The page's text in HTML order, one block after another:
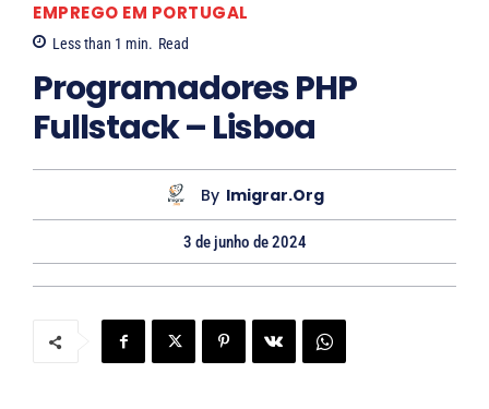
EMPREGO EM PORTUGAL
Less than 1 min. Read
Programadores PHP
Fullstack – Lisboa
By Imigrar.org
3 de junho de 2024